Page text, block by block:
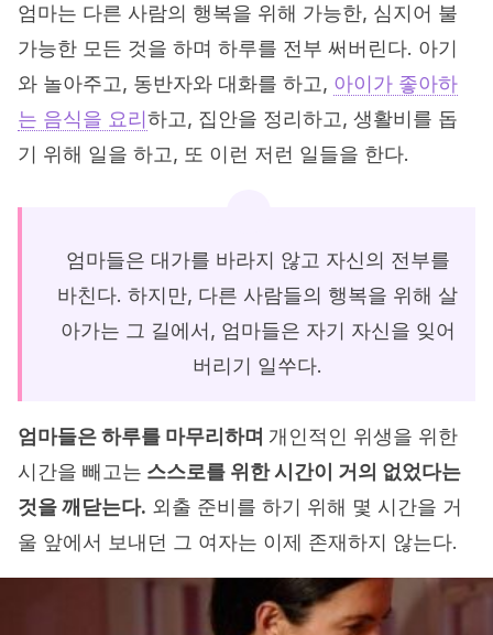
엄마는 다른 사람의 행복을 위해 가능한, 심지어 불
가능한 모든 것을 하며 하루를 전부 써버린다. 아기
와 놀아주고, 동반자와 대화를 하고, 아이가 좋아하
는 음식을 요리하고, 집안을 정리하고, 생활비를 돕
기 위해 일을 하고, 또 이런 저런 일들을 한다.
엄마들은 대가를 바라지 않고 자신의 전부를
바친다. 하지만, 다른 사람들의 행복을 위해 살
아가는 그 길에서, 엄마들은 자기 자신을 잊어
버리기 일쑤다.
엄마들은 하루를 마무리하며 개인적인 위생을 위한
시간을 빼고는 스스로를 위한 시간이 거의 없었다는
것을 깨닫는다. 외출 준비를 하기 위해 몇 시간을 거
울 앞에서 보내던 그 여자는 이제 존재하지 않는다.